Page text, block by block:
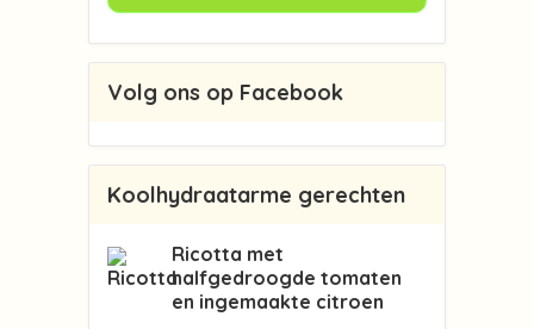
Volg ons op Facebook
Koolhydraatarme gerechten
Ricotta met
halfgedroogde tomaten
en ingemaakte citroen